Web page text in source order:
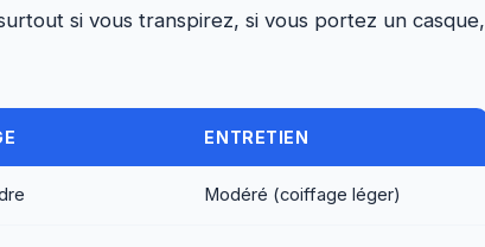
si vous transpirez, si vous portez un casque,
ENTRETIEN
Modéré (coiffage léger)